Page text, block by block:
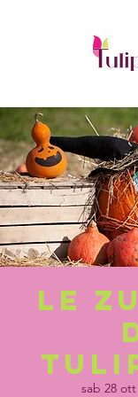
Le
sab 28 ott